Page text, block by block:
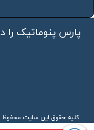
پارس پنوماتیک را
کلیه حقوق این سایت محفوظ